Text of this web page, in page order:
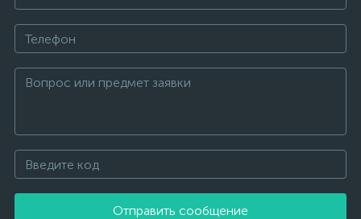
Отправить сообщение